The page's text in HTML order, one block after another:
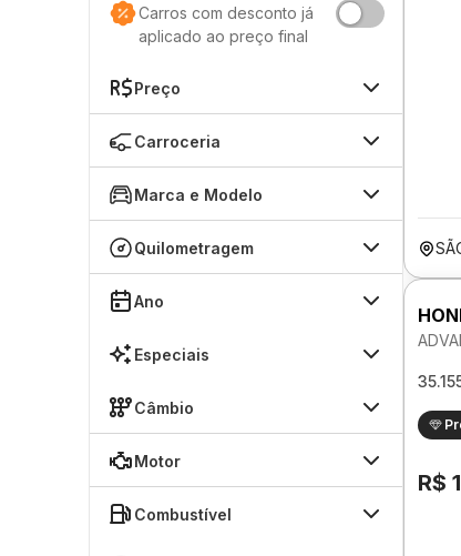
Carros com desconto já
aplicado ao preço final
Preço
Carroceria
Marca e Modelo
Quilometragem
Ano
Especiais
Câmbio
Motor
Combustível
R$